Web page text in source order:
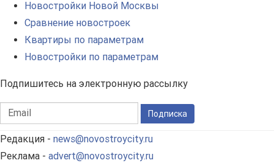
Новостройки Новой Москвы
Сравнение новостроек
Квартиры по параметрам
Новостройки по параметрам
Подпишитесь на электронную рассылку
Подписка
Редакция - news@novostroycity.ru
Реклама - advert@novostroycity.ru